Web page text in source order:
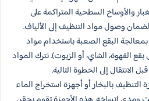
والأوساخ السطحية المتراكمة على
وصول مواد التنظيف إلى الألياف.
البقع الصعبة باستخدام مواد
القهوة، الشاي، أو الزيوت). نترك المواد
الانتقال إلى الخطوة التالية.
بالبخار أو أجهزة استخراج الماء